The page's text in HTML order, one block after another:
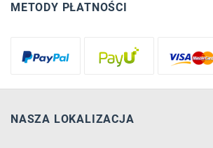
METODY PŁATNOŚCI
NASZA LOKALIZACJA